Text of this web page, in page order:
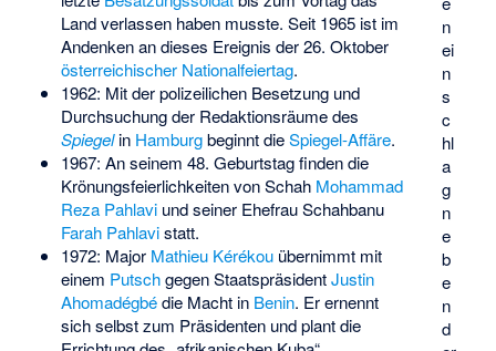
n
ei
n
s
c
hl
a
g
n
e
b
e
n
d
Land verlassen haben musste. Seit 1965 ist im
Andenken an dieses Ereignis der 26. Oktober
österreichischer Nationalfeiertag.
1962: Mit der polizeilichen Besetzung und
Durchsuchung der Redaktionsräume des
Spiegelin Hamburgbeginnt dieSpiegel-Affäre.
1967: An seinem 48. Geburtstag finden die
Krönungsfeierlichkeiten von Schah Mohammad
Reza Pahlaviund seiner Ehefrau Schahbanu
Farah Pahlavistatt.
1972: Major Mathieu Kérékouübernimmt mit
einem Putschgegen StaatspräsidentJustin
Ahomadégbédie Macht in Benin. Er ernennt
sich selbst zum Präsidenten und plant die